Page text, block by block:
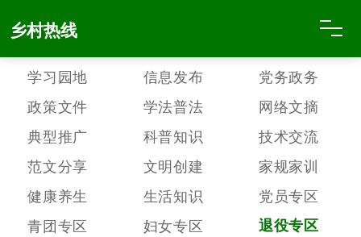
乡村热线
学习园地 信息发布
党务政务
政策文件
学法普法
网络文摘
典型推广
科普知识
技术交流
范文分享
文明创建
家规家训
健康养生
生活知识
党员专区
青团专区
妇女专区
退役专区